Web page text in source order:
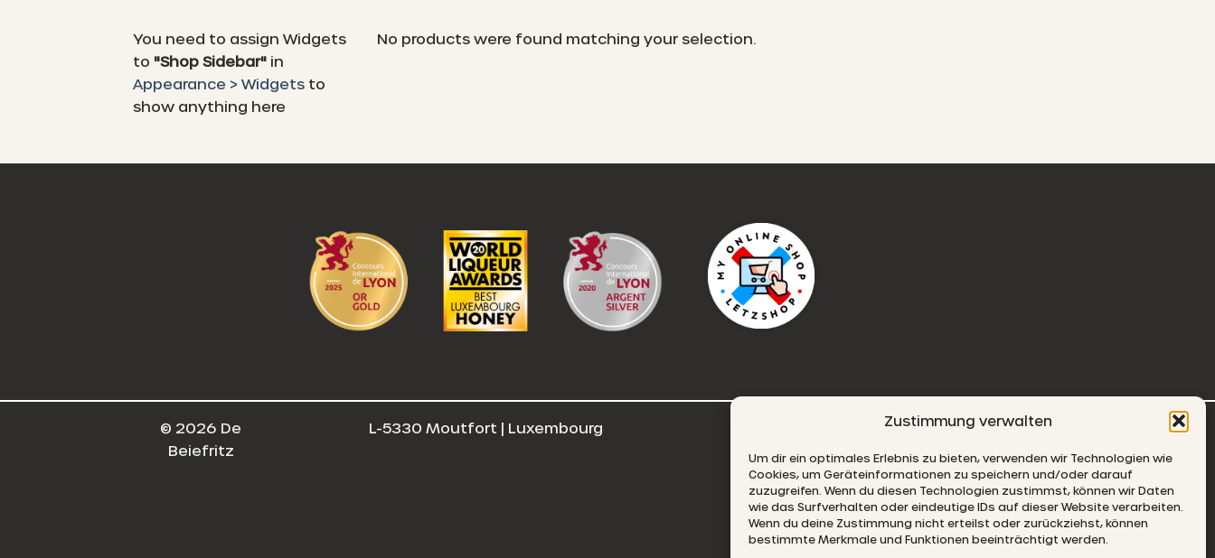
Zustimmung verwalten
Um dir ein optimales Erlebnis zu bieten, verwenden wir Technologien wie
Cookies, um Geräteinformationen zu speichern und/oder darauf
zuzugreifen. Wenn du diesen Technologien zustimmst, können wir Daten
wie das Surfverhalten oder eindeutige IDs auf dieser Website verarbeiten.
Wenn du deine Zustimmung nicht erteilst oder zurückziehst, können
bestimmte Merkmale und Funktionen beeinträchtigt werden.
You need to assign Widgets
to "Shop Sidebar" in
Appearance > Widgets to
show anything here
No products were found matching your selection.
© 2026 De
Beiefritz
L-5330 Moutfort | Luxembourg